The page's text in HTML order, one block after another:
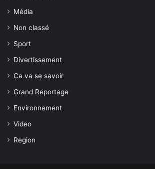
Média
Non classé
Sport
Divertissement
Ca va se savoir
Grand Reportage
Environnement
Video
Region